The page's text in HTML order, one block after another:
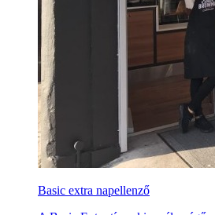
Basic extra napellenző